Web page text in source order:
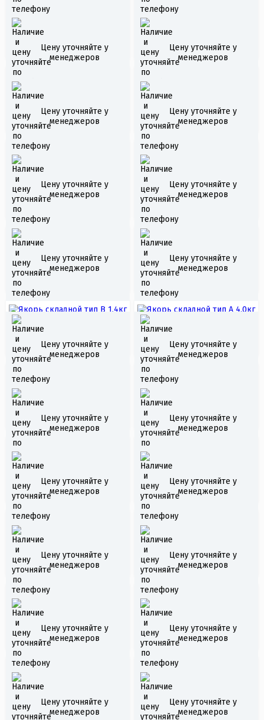
Цену уточняйте у
менеджеров
Цену уточняйте у
менеджеров
Цену уточняйте у
менеджеров
GARMIN STRIKER PLUS
5CV GT20
Цену уточняйте у
менеджеров
Подводная Камера
CRAFT FishEYE 110
Цену уточняйте у
менеджеров
GARMIN FF 650 GPS
Цену уточняйте у
менеджеров
GARMIN STRIKER PLUS
4 (010-01870-01)
Цену уточняйте у
менеджеров
GARMIN STRIKER PLUS
4CV GT20 (010-01871-
01)
Цену уточняйте у
менеджеров
Жилет спасательный
"Стандарт-В"
Цену уточняйте у
менеджеров
Якорь складной тип
В 3,5кг
Цену уточняйте у
менеджеров
Жилет спасательный
"Стандарт-ВП"
Цену уточняйте у
менеджеров
Якорь складной тип
В 1,4кг
Цену уточняйте у
менеджеров
Якорь складной тип
А 4,0кг
Цену уточняйте у
менеджеров
Якорь складной тип
В 7,5кг
Цену уточняйте у
менеджеров
LOWRANCE HOOK2-5X
SPLITSHOT
Цену уточняйте у
менеджеров
Якорь складной тип
В 12,0кг
Цену уточняйте у
менеджеров
HUMMINBIRD FISHIN
BUDDY MAX (FB-MAX)
Цену уточняйте у
менеджеров
Якорь складной тип
В 15,0кг
Цену уточняйте у
менеджеров
Якорь складной тип
А 3,2кг AISI 316
Цену уточняйте у
менеджеров
Якорь складной тип
В 5,5кг
Цену уточняйте у
менеджеров
Якорь складной тип
В 10,0кг
LOWRANCE HOOK2-7
TRIPLESHOT
Якорь складной тип
А 5,0кг AISI 316